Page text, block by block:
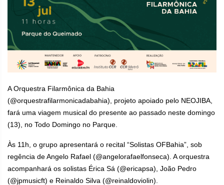
A Orquestra Filarmônica da Bahia
(@orquestrafilarmonicadabahia), projeto apoiado pelo NEOJIBA,
fará uma viagem musical do presente ao passado neste domingo
(13), no Todo Domingo no Parque.
Às 11h, o grupo apresentará o recital “Solistas OFBahia”, sob
regência de Angelo Rafael (@angelorafaelfonseca). A orquestra
acompanhará os solistas Érica Sá (@ericapsa), João Pedro
(@jpmusicft) e Reinaldo Silva (@reinaldoviolin).